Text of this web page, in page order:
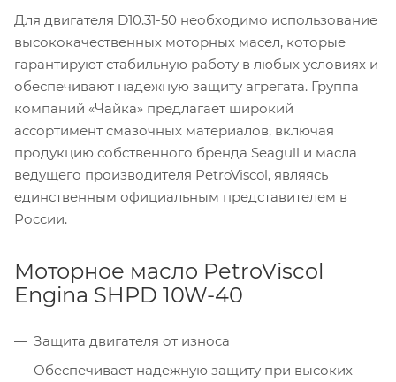
Для двигателя D10.31-50 необходимо использование
высококачественных моторных масел, которые
гарантируют стабильную работу в любых условиях и
обеспечивают надежную защиту агрегата. Группа
компаний «Чайка» предлагает широкий
ассортимент смазочных материалов, включая
продукцию собственного бренда Seagull и масла
ведущего производителя PetroViscol, являясь
единственным официальным представителем в
России.
Моторное масло PetroViscol
Engina SHPD 10W-40
Защита двигателя от износа
Обеспечивает надежную защиту при высоких